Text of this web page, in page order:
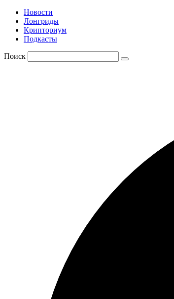
Новости
Лонгриды
Крипториум
Подкасты
Поиск